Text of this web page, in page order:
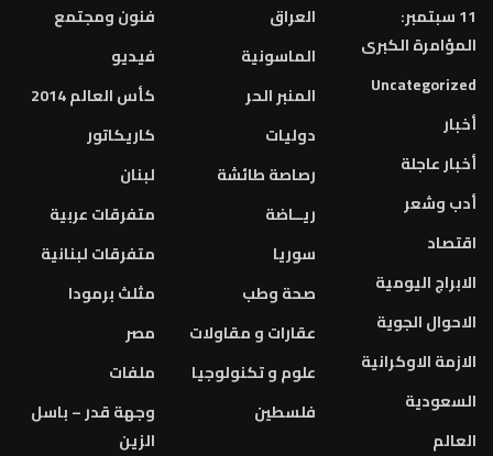
11 سبتمبر:
المؤامرة الكبرى
Uncategorized
أخبار
أخبار عاجلة
أدب وشعر
اقتصاد
الابراج اليومية
الاحوال الجوية
الازمة الاوكرانية
السعودية
العالم
العراق
الماسونية
المنبر الحر
دوليات
رصاصة طائشة
ريــاضة
سوريا
صحة وطب
عقارات و مقاولات
علوم و تكنولوجيا
فلسطين
فنون ومجتمع
فيديو
كأس العالم 2014
كاريكاتور
لبنان
متفرقات عربية
متفرقات لبنانية
مثلث برمودا
مصر
ملفات
وجهة قدر – باسل
الزين